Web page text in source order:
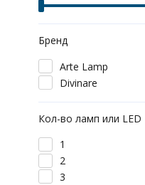
Бренд
Arte Lamp
Divinare
Кол-во ламп или LED
1
2
3